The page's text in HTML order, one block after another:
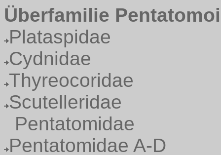
Überfamilie
Plataspidae
Cydnidae
Thyreocoridae
Scutelleridae
Pentatomidae
Pentatomidae A-D